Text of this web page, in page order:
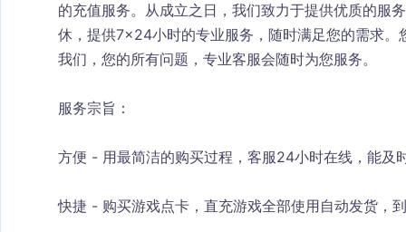
的充值服务。从成立之日，我们致力于提供优质的服
休，提供7×24小时的专业服务，随时满足您的需求
我们，您的所有问题，专业客服会随时为您服务。
服务宗旨：
方便 - 用最简洁的购买过程，客服24小时在线，能及
快捷 - 购买游戏点卡，直充游戏全部使用自动发货，